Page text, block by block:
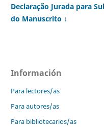
Declaração Jurada para
do Manuscrito ↓
Información
Para lectores/as
Para autores/as
Para bibliotecarios/as